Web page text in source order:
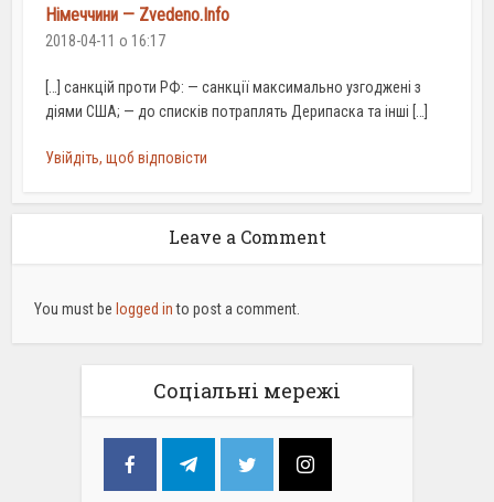
Німеччини — Zvedeno.Info
2018-04-11 о 16:17
[…] санкцій проти РФ: — санкції максимально узгоджені з
діями США; — до списків потраплять Дерипаска та інші […]
Увійдіть, щоб відповісти
Leave a Comment
You must be logged into post a comment.
Соціальні мережі